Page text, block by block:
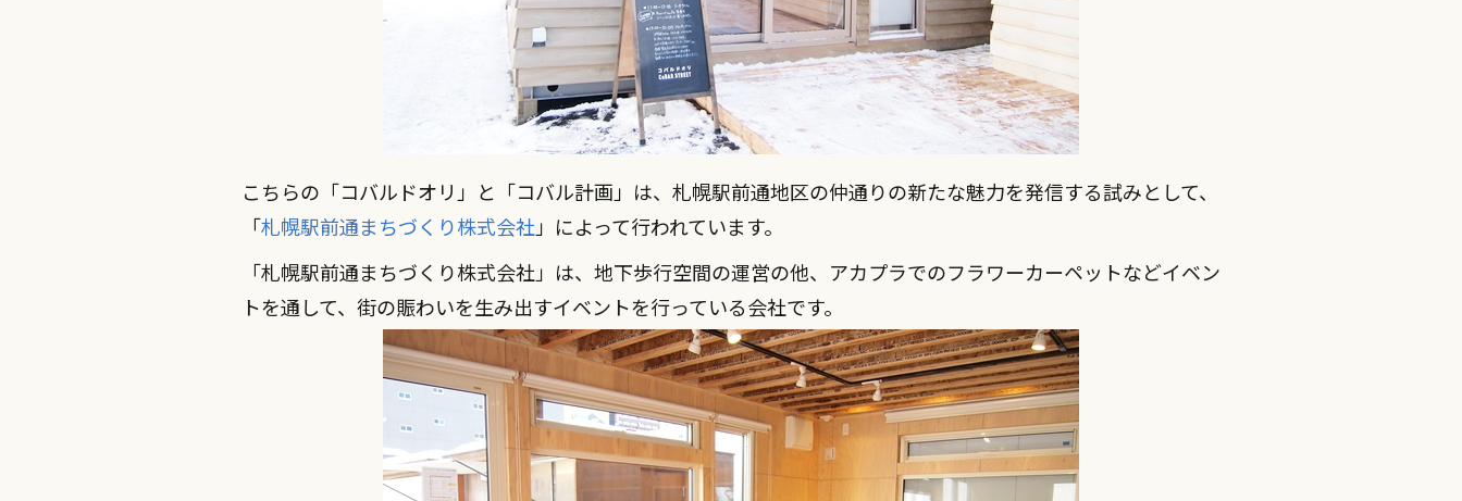
こちらの「コバルドオリ」と「コバル計画」は、札幌駅前通地区の仲通りの新たな魅力を発信する試みとして、
「札幌駅前通まちづくり株式会社 」によって行われています。
「札幌駅前通まちづくり株式会社」は、地下歩行空間の運営の他、アカプラでのフラワーカーペットなどイベン
トを通して、街の賑わいを生み出すイベントを行っている会社です。